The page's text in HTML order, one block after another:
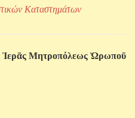
Kαταστημάτων
Ἱερᾶς Μητροπόλεως Ὠρωποῦ